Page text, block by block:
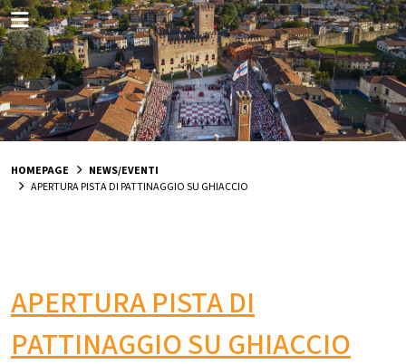
HOMEPAGE
NEWS/EVENTI
APERTURA PISTA DI PATTINAGGIO SU GHIACCIO
APERTURA PISTA DI
PATTINAGGIO SU GHIACCIO